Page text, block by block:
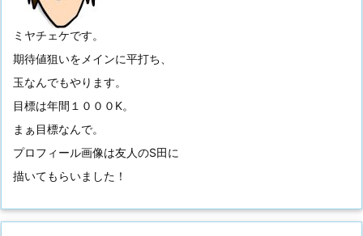
ミヤチェケです。
期待値狙いをメインに平打ち、
玉なんでもやります。
目標は年間１０００K。
まぁ目標なんで。
プロフィール画像は友人のS田に
描いてもらいました！